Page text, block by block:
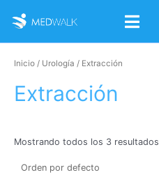
Inicio / Urología / Extracción
Extracción
Mostrando todos los 3 resultados